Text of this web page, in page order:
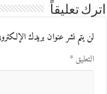
اترك تعليقاً
لن يتم نشر عنوان بريدك
التعليق*